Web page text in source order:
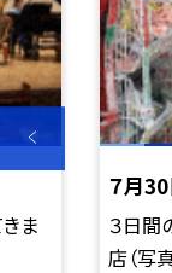
ま
７月
３日間
店（写